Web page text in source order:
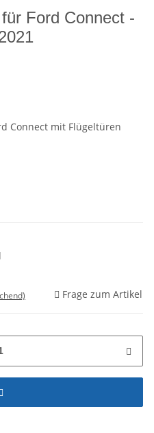
Ford Connect -
Connect mit Flügeltüren
Frage zum Artikel